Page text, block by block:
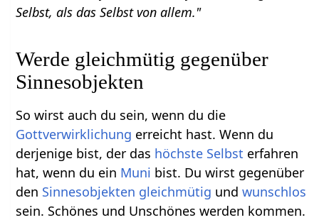
Selbst, als das Selbst von allem."
Werde gleichmütig gegenüber
Sinnesobjekten
So wirst auch du sein, wenn du die
Gottverwirklichung erreicht hast. Wenn du
derjenige bist, der das höchste Selbst erfahren
hat, wenn du ein Muni bist. Du wirst gegenüber
den Sinnesobjekten gleichmütig undwunschlos
sein. Schönes und Unschönes werden kommen.